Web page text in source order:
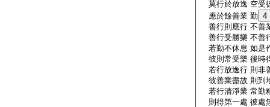
莫行於放逸 空受
應於餘善業 勤 4
善行則應行 不善
善行受勝樂 不善
若勤不休息 如是
彼則常受樂 後時
若行放逸行 則非
彼善業盡故 則到
若行清淨業 常勤
則得第一處 彼處